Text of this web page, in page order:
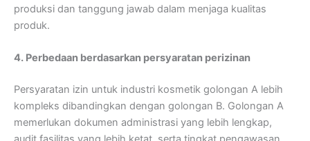
produksi dan tanggung jawab dalam menjaga kualitas
produk.
4. Perbedaan berdasarkan persyaratan perizinan
Persyaratan izin untuk industri kosmetik golongan A lebih
kompleks dibandingkan dengan golongan B. Golongan A
memerlukan dokumen administrasi yang lebih lengkap,